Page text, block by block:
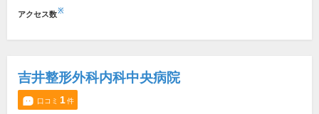
アクセス数※
吉井整形外科内科中央病院
口コミ 1件